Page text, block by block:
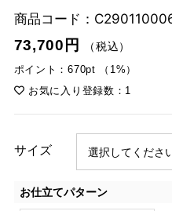
商品コード：
73,700円
（税込）
ポイント：670pt （1%）
お気に入り登録数：1
サイズ
お仕立てパターン